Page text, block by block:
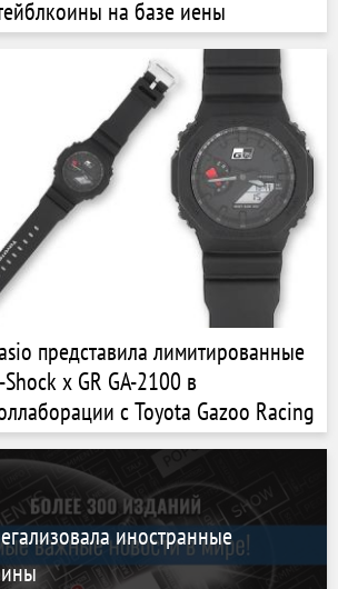
на базе иены
представила лимитированные
Shock x GR GA-2100 в
с Toyota Gazoo Racing
иностранные